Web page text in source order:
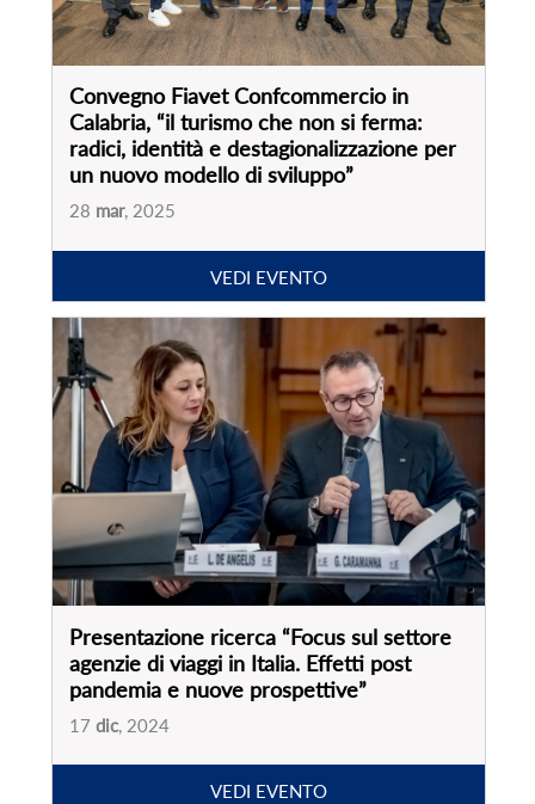
Presentazione ricerca “Focus sul settore
agenzie di viaggi in Italia. Effetti post
pandemia e nuove prospettive”
17dic , 2024
VEDI EVENTO
PARTNER